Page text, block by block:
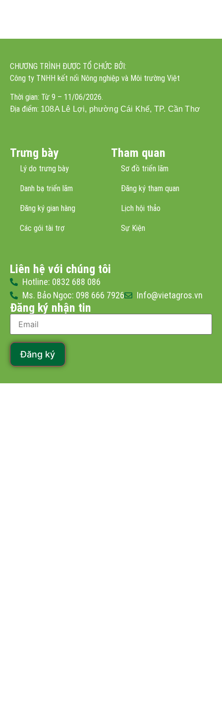
CHƯƠNG TRÌNH ĐƯỢC TỔ CHỨC BỞI:
Công ty TNHH kết nối Nông nghiệp và Môi trường Việt
Thời gian: Từ 9 – 11/06/2026.
Địa điểm: 108A Lê Lợi, phường Cái Khế, TP. Cần Thơ
Trưng bày
Lý do trưng bày
Danh bạ triển lãm
Đăng ký gian hàng
Các gói tài trợ
Tham quan
Sơ đồ triển lãm
Đăng ký tham quan
Lịch hội thảo
Sự Kiện
Liên hệ với chúng tôi
Hotline: 0832 688 086
Ms. Bảo Ngọc: 098 666 7926
Info@vietagros.vn
Đăng ký nhận tin